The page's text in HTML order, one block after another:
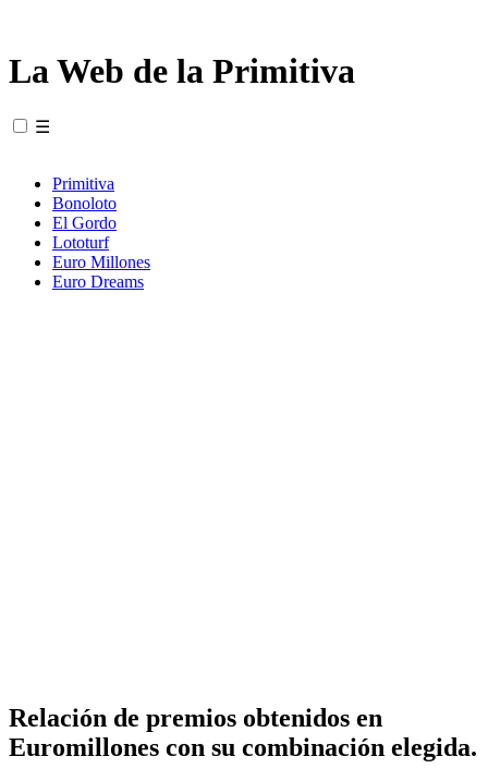
La Web de la Primitiva
☰
Primitiva
Bonoloto
El Gordo
Lototurf
Euro Millones
Euro Dreams
Relación de premios obtenidos en
Euromillones con su combinación elegida.